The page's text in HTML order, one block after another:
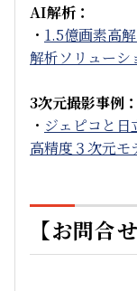
AI解析：
・ 1.5億画素高
解析ソリューシ
3次元撮影事例：
・ ジェピコと日
高精度３次元モ
【お問合